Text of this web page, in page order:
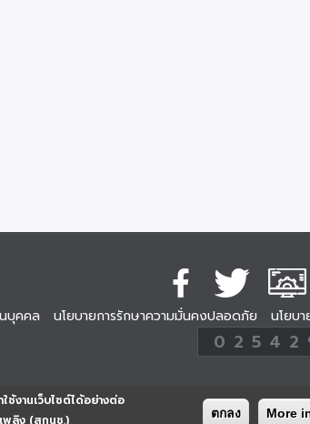
ช้งานเว็บไซต์ได้อย่างต่อ
พลิง (สกนช.)
ตกลง More
บุคคล นโยบายการรักษาความมั่นคงปลอดภัย นโยบา
254296
ครั้ง
0 2 5 4 2